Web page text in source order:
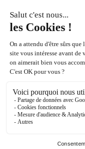
Copyright ©